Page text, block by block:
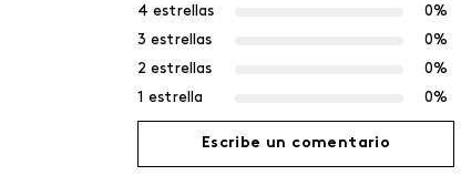
4 estrellas
0%
3 estrellas
0%
2 estrellas
0%
1 estrella
0%
Escribe un comentario